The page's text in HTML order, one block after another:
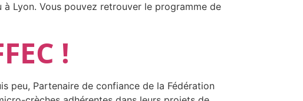
Lyon. Vous pouvez retrouver le programme de
!
peu, Partenaire de confiance de la Fédération